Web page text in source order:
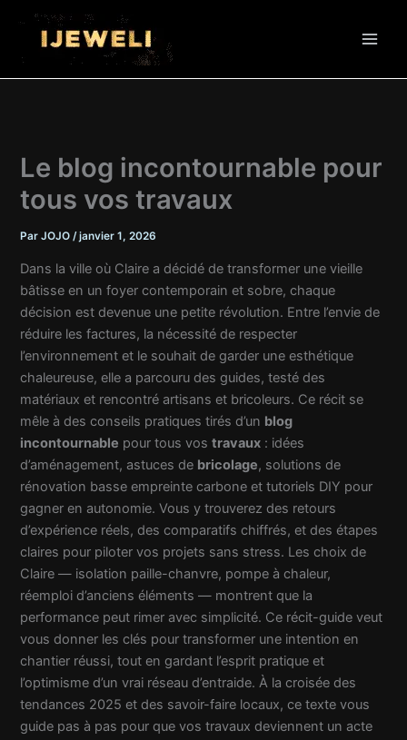
contenu
Le blog incontournable pour
tous vos travaux
ParJOJO/janvier 1, 2026
Dans la ville où Claire a décidé de transformer une vieille
bâtisse en un foyer contemporain et sobre, chaque
décision est devenue une petite révolution. Entre l’envie de
réduire les factures, la nécessité de respecter
l’environnement et le souhait de garder une esthétique
chaleureuse, elle a parcouru des guides, testé des
matériaux et rencontré artisans et bricoleurs. Ce récit se
mêle à des conseils pratiques tirés d’un blog
incontournable pour tous vostravaux : idées
d’aménagement, astuces de bricolage, solutions de
rénovation basse empreinte carbone et tutoriels DIY pour
gagner en autonomie. Vous y trouverez des retours
d’expérience réels, des comparatifs chiffrés, et des étapes
claires pour piloter vos projets sans stress. Les choix de
Claire — isolation paille-chanvre, pompe à chaleur,
réemploi d’anciens éléments — montrent que la
performance peut rimer avec simplicité. Ce récit-guide veut
vous donner les clés pour transformer une intention en
chantier réussi, tout en gardant l’esprit pratique et
l’optimisme d’un vrai réseau d’entraide. À la croisée des
tendances 2025 et des savoir-faire locaux, ce texte vous
guide pas à pas pour que vos travaux deviennent un acte